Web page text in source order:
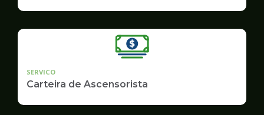
SERVICO
Carteira de Ascensorista